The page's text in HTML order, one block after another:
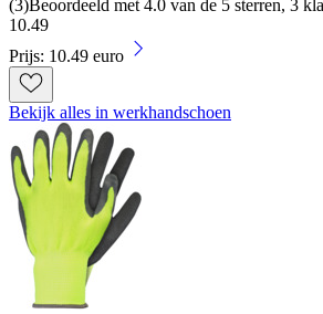
(3)Beoordeeld met 4.0 van de 5 sterren, 3
10.49
Prijs: 10.49 euro
Bekijk alles in werkhandschoen